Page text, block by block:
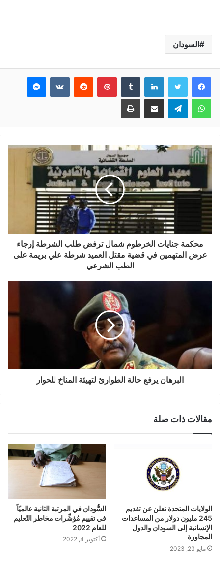
السودان
فيسبوك تويتر لينكدإن بينتيريست ماسنجر
واتساب تيلقرام مشاركة عبر البريد طباعة
محكمة جنايات الخرطوم شمال ترفض طلب الشرطة إرجاء
عرض المتهمين في قضية مقتل العميد شرطة علي بريمة على
الطب الشرعي
البرهان يرفع حالة الطوارئ لتهيئة المناخ للحوار
مقالات ذات صلة
الولايات المتحدة تعلن عن تقديم
245 مليون دولار من المساعدات
الإنسانية إلى السودان والدول
المجاورة
مايو 23, 2023
السُّودان في المرتبة الثانية عالميّاً
في تقييم مُؤشِّرات مخاطر التّعليم
للعام 2022
أكتوبر 4, 2022